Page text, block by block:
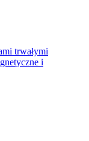
trwałymi
i